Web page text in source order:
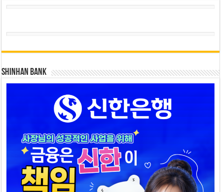
SHINHAN BANK